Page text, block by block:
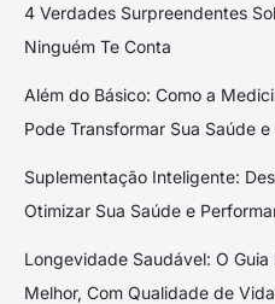
4 Verdades Surpreendentes
Ninguém Te Conta
Além do Básico: Como a
Pode Transformar Sua Saúde
Suplementação Inteligente:
Otimizar Sua Saúde e
Longevidade Saudável: O
Melhor, Com Qualidade de